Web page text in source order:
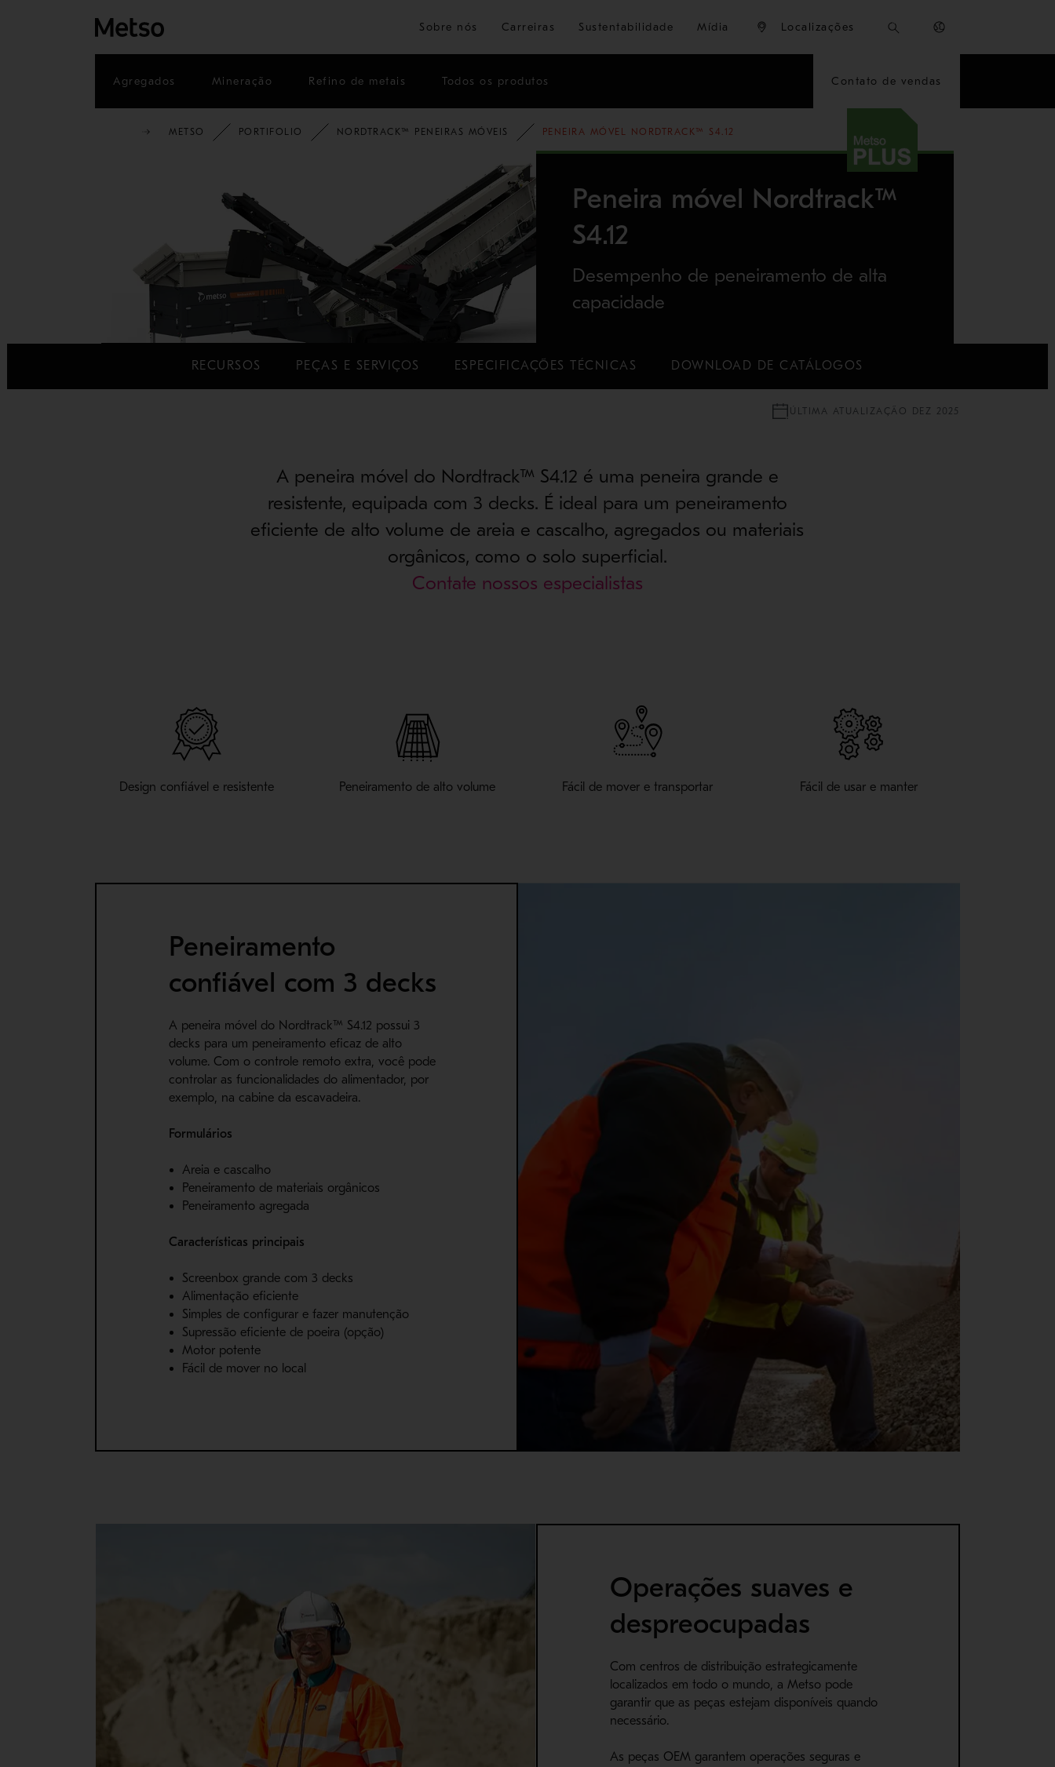
Ir para o conteúdo principal
Sobre nós Carreiras Sustentabilidade Mídia Localizações
Agregados Mineração Refino de metais Todos os produtos Contato de vendas
METSO PORTIFOLIO NORDTRACK™ PENEIRAS MÓVEIS PENEIRA MÓVEL NORDTRACK™ S4.12
Peneira móvel Nordtrack™
S4.12
Desempenho de peneiramento de alta
capacidade
RECURSOS PEÇAS E SERVIÇOS ESPECIFICAÇÕES TÉCNICAS DOWNLOAD DE CATÁLOGOS
ÚLTIMA ATUALIZAÇÃO DEZ 2025
A peneira móvel do Nordtrack™ S4.12 é uma peneira grande e
resistente, equipada com 3 decks. É ideal para um peneiramento
eficiente de alto volume de areia e cascalho, agregados ou materiais
orgânicos, como o solo superficial.
Contate nossos especialistas
Design confiável e resistente Peneiramento de alto volume Fácil de mover e transportar Fácil de usar e manter
Peneiramento
confiável com 3 decks
A peneira móvel do Nordtrack™ S4.12 possui 3
decks para um peneiramento eficaz de alto
volume. Com o controle remoto extra, você pode
controlar as funcionalidades do alimentador, por
exemplo, na cabine da escavadeira.
Formulários
Areia e cascalho
Peneiramento de materiais orgânicos
Peneiramento agregada
Características principais
Screenbox grande com 3 decks
Alimentação eficiente
Simples de configurar e fazer manutenção
Supressão eficiente de poeira (opção)
Motor potente
Fácil de mover no local
Operações suaves e
despreocupadas
Com centros de distribuição estrategicamente
localizados em todo o mundo, a Metso pode
garantir que as peças estejam disponíveis quando
necessário.
As peças OEM garantem operações seguras e